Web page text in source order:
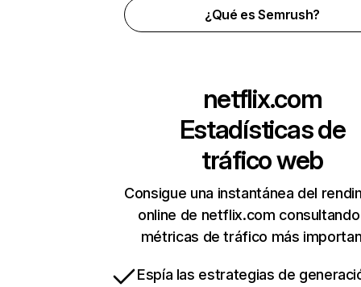
¿Qué es Semrush?
netflix.com
Estadísticas de
tráfico web
Consigue una instantánea del
online de netflix.com
métricas de tráfico más
Espía las estrategias de